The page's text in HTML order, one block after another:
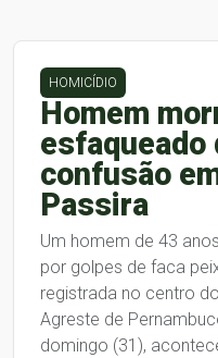
HOMICÍDIO
Homem
esfaqueado
confusão
Passira
Um homem de 43
por golpes de faca
registrada no centro
Agreste de
domingo (31),